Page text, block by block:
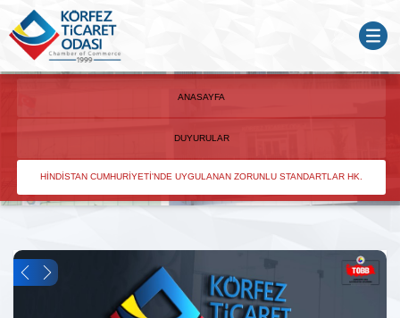
ANASAYFA
DUYURULAR
HINDISTAN CUMHURIYETI'NDE UYGULANAN ZORUNLU STANDARTLAR HK.